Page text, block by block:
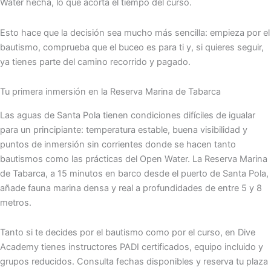
Water hecha, lo que acorta el tiempo del curso.
Esto hace que la decisión sea mucho más sencilla: empieza por el
bautismo, comprueba que el buceo es para ti y, si quieres seguir,
ya tienes parte del camino recorrido y pagado.
Tu primera inmersión en la Reserva Marina de Tabarca
Las aguas de Santa Pola tienen condiciones difíciles de igualar
para un principiante: temperatura estable, buena visibilidad y
puntos de inmersión sin corrientes donde se hacen tanto
bautismos como las prácticas del Open Water. La Reserva Marina
de Tabarca, a 15 minutos en barco desde el puerto de Santa Pola,
añade fauna marina densa y real a profundidades de entre 5 y 8
metros.
Tanto si te decides por el bautismo como por el curso, en Dive
Academy tienes instructores PADI certificados, equipo incluido y
grupos reducidos. Consulta fechas disponibles y reserva tu plaza